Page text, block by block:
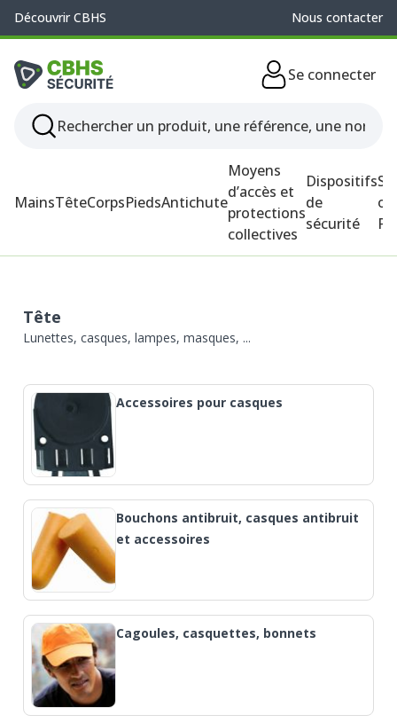
Découvrir CBHS Nous contacter
Se connecter
MainsTêteCorpsPiedsAntichute
Moyens
d’accès et
protections
collectives
Dispositifs
de
sécurité
Tête
Lunettes, casques, lampes, masques, ...
Accessoires pour casques
Bouchons antibruit, casques antibruit
et accessoires
Cagoules, casquettes, bonnets